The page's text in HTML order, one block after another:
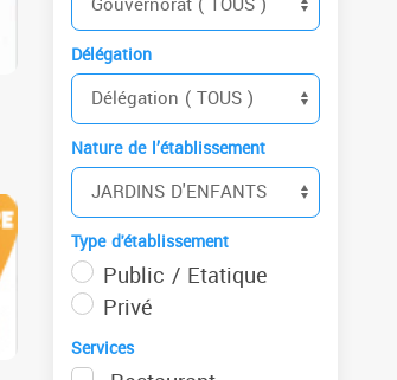
Délégation
Nature de l’établissement
Type d'établissement
Public / Etatique
Privé
Services